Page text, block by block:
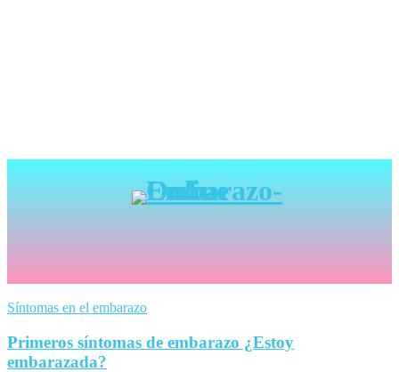
Síntomas en el embarazo
Primeros síntomas de embarazo ¿Estoy
embarazada?